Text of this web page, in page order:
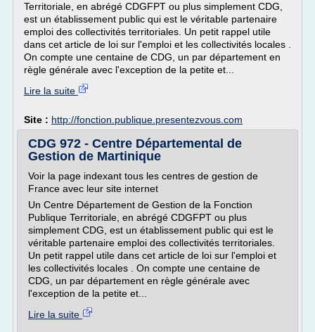
Territoriale, en abrégé CDGFPT ou plus simplement CDG,
est un établissement public qui est le véritable partenaire
emploi des collectivités territoriales. Un petit rappel utile
dans cet article de loi sur l'emploi et les collectivités locales .
On compte une centaine de CDG, un par département en
règle générale avec l'exception de la petite et...
Lire la suite
Site : http://fonction.publique.presentezvous.com
CDG 972 - Centre Départemental de
Gestion de Martinique
Voir la page indexant tous les centres de gestion de
France avec leur site internet
Un Centre Département de Gestion de la Fonction
Publique Territoriale, en abrégé CDGFPT ou plus
simplement CDG, est un établissement public qui est le
véritable partenaire emploi des collectivités territoriales.
Un petit rappel utile dans cet article de loi sur l'emploi et
les collectivités locales . On compte une centaine de
CDG, un par département en règle générale avec
l'exception de la petite et...
Lire la suite